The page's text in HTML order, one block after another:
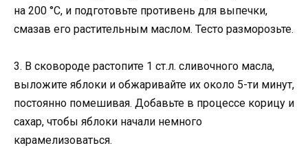
на 200 °C, и подготовьте противень для выпечки,
смазав его растительным маслом. Тесто разморозьте.
3. В сковороде растопите 1 ст.л. сливочного масла,
выложите яблоки и обжаривайте их около 5-ти минут,
постоянно помешивая. Добавьте в процессе корицу и
сахар, чтобы яблоки начали немного
карамелизоваться.